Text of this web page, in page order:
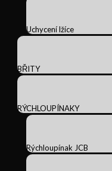
Uchycení lžíce
BŘITY
RÝCHLOUPÍNAKY
Rýchloupínak JCB